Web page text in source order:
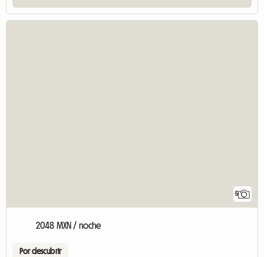
5
2048 MXN / noche
Por descubrir